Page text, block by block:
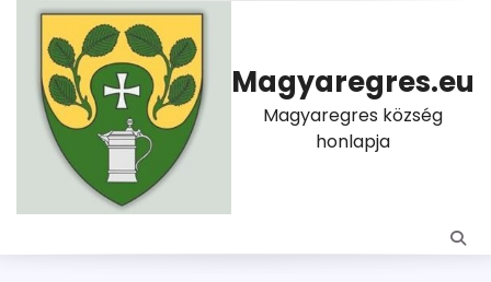
content
Magyaregres.eu
Magyaregres község
honlapja